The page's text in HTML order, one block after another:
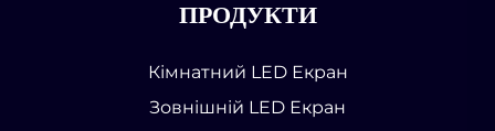
ПРОДУКТИ
Кімнатний LED Екран
Зовнішній LED Екран